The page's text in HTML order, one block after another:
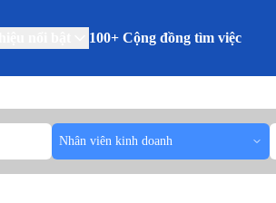
100+ Cộng đồng tìm việc
Nhân viên kinh doanh